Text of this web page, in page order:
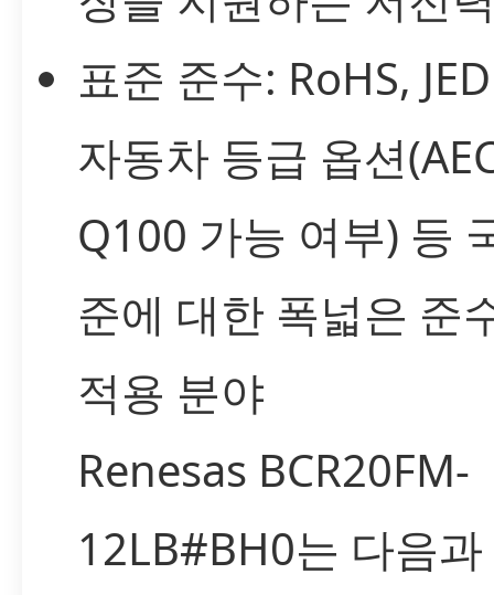
표준 준수: RoHS,
자동차 등급 옵션
Q100 가능 여부) 등
준에 대한 폭넓은 준
적용 분야
Renesas BCR20FM-
12LB#BH0는 다음